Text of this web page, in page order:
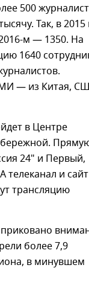
500
Так, в 2015
м — 1350. На
1640
— из Китая,
в Центре
24" и Первый,
телеканал и сайт
трансляцию
более 7,9
в минувшем